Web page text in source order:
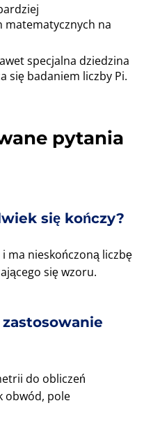
matematycznych na
specjalna dziedzina
się badaniem liczby Pi.
pytania
się kończy?
ma nieskończoną liczbę
się wzoru.
do obliczeń
obwód, pole